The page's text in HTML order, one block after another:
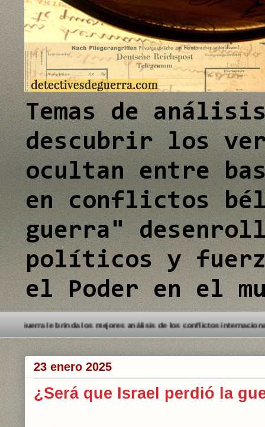
Temas de
descubrir los
ocultan entre
en conflictos
guerra"
políticos y
el Poder en el
a este Blog. Detectives de Guerra le brinda los mejores análisis de
23 enero 2025
¿Será que Israel perdió la